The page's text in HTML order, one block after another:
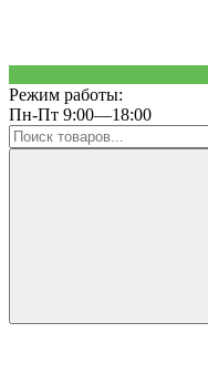
Режим работы:
Пн-Пт 9:00—18:00